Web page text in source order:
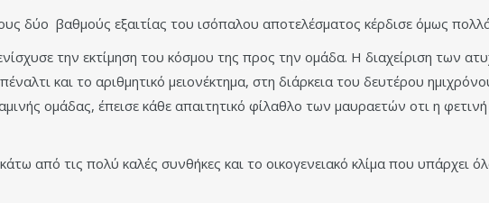
δύο βαθμούς εξαιτίας του ισόπαλου αποτελέσματος κέρδισε όμως
την εκτίμηση του κόσμου της προς την ομάδα. Η διαχείριση των
και το αριθμητικό μειονέκτημα, στη διάρκεια του δευτέρου
ομάδας, έπεισε κάθε απαιτητικό φίλαθλο των μαυραετών οτι η φετινή
από τις πολύ καλές συνθήκες και το οικογενειακό κλίμα που υπάρχει